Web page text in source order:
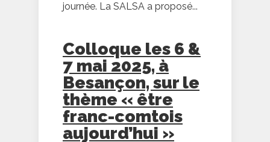
journée. La SALSA a proposé...
Colloque les 6 &
7 mai 2025, à
Besançon, sur le
thème « être
franc-comtois
aujourd’hui »